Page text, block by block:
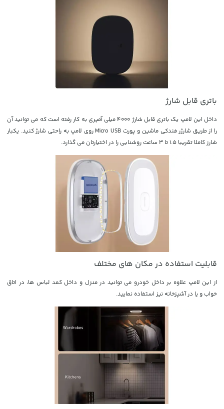
باتری قابل شارژ
داخل این لامپ یک باتری قابل شارژ 4000 میلی آمپری به کار رفته است که می توانید آن
را از طریق شارژر فندکی ماشین و پورت Micro USB روی لامپ به راحتی شارژ کنید. یکبار
شارز کاملا تقریبا 1.5 تا 3 ساعت روشنایی را در اختیارتان می گذارد.
قابلیت استفاده در مکان های مختلف
از این لامپ علاوه بر داخل خودرو می توانید در منزل و داخل کمد لباس ها، در اتاق
خواب و یا در آشپزخانه نیز استفاده نمایید.